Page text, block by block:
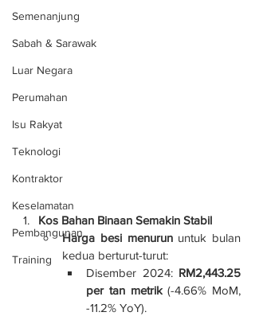
Semenanjung
Sabah & Sarawak
Luar Negara
Perumahan
Isu Rakyat
Teknologi
Kontraktor
Keselamatan
Pembangunan
Training
Kos Bahan Binaan Semakin Stabil
Harga besi menurun untuk bulan
kedua berturut-turut:
Disember 2024: RM2,443.25
per tan metrik (-4.66% MoM,
-11.2% YoY).